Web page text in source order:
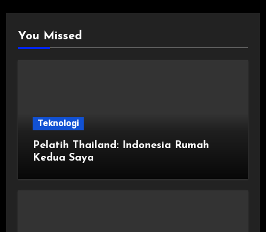
You Missed
Teknologi
Pelatih Thailand: Indonesia Rumah
Kedua Saya